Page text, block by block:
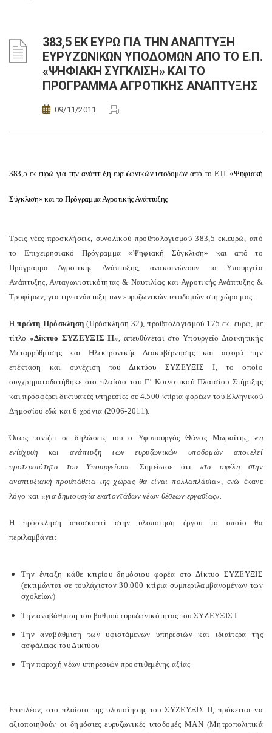
383,5 ΕΚ ΕΥΡΩ ΓΙΑ ΤΗΝ ΑΝΑΠΤΥΞΗ
ΕΥΡΥΖΩΝΙΚΩΝ ΥΠΟΔΟΜΩΝ ΑΠΟ ΤΟ Ε.Π.
«ΨΗΦΙΑΚΗ ΣΥΓΚΛΙΣΗ» ΚΑΙ ΤΟ
ΠΡΟΓΡΑΜΜΑ ΑΓΡΟΤΙΚΗΣ ΑΝΑΠΤΥΞΗΣ
09/11/2011
383,5 εκ ευρώ για την ανάπτυξη ευρυζωνικών υποδομών από το Ε.Π. «Ψηφιακή
Σύγκλιση» και το Πρόγραμμα Αγροτικής Ανάπτυξης
Τρεις νέες προσκλήσεις, συνολικού προϋπολογισμού 383,5 εκ.ευρώ, από
το Επιχειρησιακό Πρόγραμμα «Ψηφιακή Σύγκλιση» και από το
Πρόγραμμα Αγροτικής Ανάπτυξης, ανακοινώνουν τα Υπουργεία
Ανάπτυξης, Ανταγωνιστικότητας & Ναυτιλίας και Αγροτικής Ανάπτυξης &
Τροφίμων, για την ανάπτυξη των ευρυζωνικών υποδομών στη χώρα μας.
Ηπρώτη Πρόσκληση (Πρόσκληση 32), προϋπολογισμού 175 εκ. ευρώ, με
τίτλο «Δίκτυο ΣΥΖΕΥΞΙΣ ΙΙ», απευθύνεται στο Υπουργείο Διοικητικής
Μεταρρύθμισης και Ηλεκτρονικής Διακυβέρνησης και αφορά την
επέκταση και συνέχιση του Δικτύου ΣΥΖΕΥΞΙΣ Ι, το οποίο
συγχρηματοδοτήθηκε στο πλαίσιο του Γ’ Κοινοτικού Πλαισίου Στήριξης
και προσφέρει δικτυακές υπηρεσίες σε 4.500 κτίρια φορέων του Ελληνικού
Δημοσίου εδώ και 6 χρόνια (2006-2011).
Όπως τονίζει σε δηλώσεις του ο Υφυπουργός Θάνος Μωραΐτης,«η
ενίσχυση και ανάπτυξη των ευρυζωνικών υποδομών αποτελεί
προτεραιότητα του Υπουργείου». Σημείωσε ότι«τα οφέλη στην
αναπτυξιακή προσπάθεια της χώρας θα είναι πολλαπλάσια», ενώ έκανε
λόγο και «για δημιουργία εκατοντάδων νέων θέσεων εργασίας».
Η πρόσκληση αποσκοπεί στην υλοποίηση έργου το οποίο θα
περιλαμβάνει:
Την ένταξη κάθε κτιρίου δημόσιου φορέα στο Δίκτυο ΣΥΖΕΥΞΙΣ
(εκτιμώνται σε τουλάχιστον 30.000 κτίρια συμπεριλαμβανομένων των
σχολείων)
Την αναβάθμιση του βαθμού ευρυζωνικότητας του ΣΥΖΕΥΞΙΣ Ι
Την αναβάθμιση των υφιστάμενων υπηρεσιών και ιδιαίτερα της
ασφάλειας του Δικτύου
Την παροχή νέων υπηρεσιών προστιθεμένης αξίας
Επιπλέον, στο πλαίσιο της υλοποίησης του ΣΥΖΕΥΞΙΣ ΙΙ, πρόκειται να
αξιοποιηθούν οι δημόσιες ευρυζωνικές υποδομές ΜΑΝ (Μητροπολιτικά